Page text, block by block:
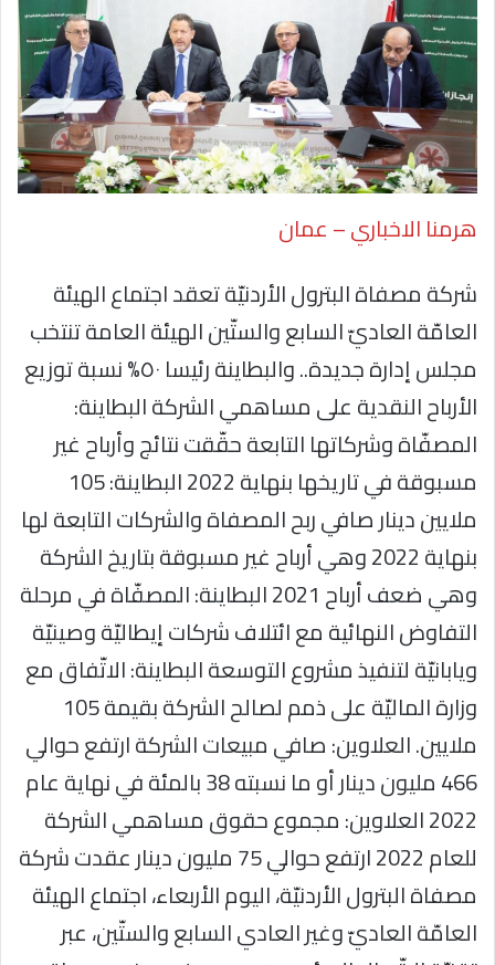
هرمنا الاخباري – عمان
شركة مصفاة البترول الأردنيّة تعقد اجتماع الهيئة
العامّة العاديّ السابع والستّين الهيئة العامة تنتخب
مجلس إدارة جديدة.. والبطاينة رئيسا ٥٠% نسبة توزيع
الأرباح النقدية على مساهمي الشركة البطاينة:
المصفّاة وشركاتها التابعة حقّقت نتائج وأرباح غير
مسبوقة في تاريخها بنهاية 2022 البطاينة: 105
ملايين دينار صافي ربح المصفاة والشركات التابعة لها
بنهاية 2022 وهي أرباح غير مسبوقة بتاريخ الشركة
وهي ضعف أرباح 2021 البطاينة: المصفّاة في مرحلة
التفاوض النهائية مع ائتلاف شركات إيطاليّة وصينيّة
ويابانيّة لتنفيذ مشروع التوسعة البطاينة: الاتّفاق مع
وزارة الماليّة على ذمم لصالح الشركة بقيمة 105
ملايين. العلاوين: صافي مبيعات الشركة ارتفع حوالي
466 مليون دينار أو ما نسبته 38 بالمئة في نهاية عام
2022 العلاوين: مجموع حقوق مساهمي الشركة
للعام 2022 ارتفع حوالي 75 مليون دينار عقدت شركة
مصفاة البترول الأردنيّة، اليوم الأربعاء، اجتماع الهيئة
العامّة العاديّ وغير العادي السابع والستّين، عبر